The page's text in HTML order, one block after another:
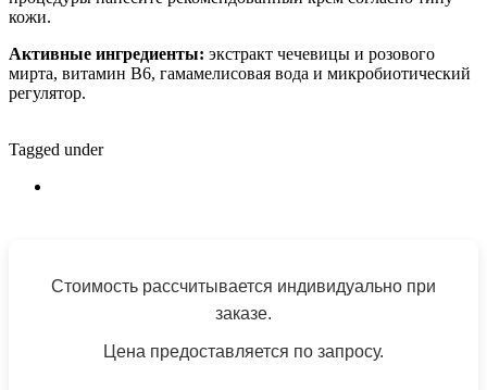
кожи.
Активные ингредиенты: экстракт чечевицы и розового
мирта, витамин В6, гамамелисовая вода и микробиотический
регулятор.
Tagged under
Стоимость рассчитывается индивидуально при
заказе.
Цена предоставляется по запросу.